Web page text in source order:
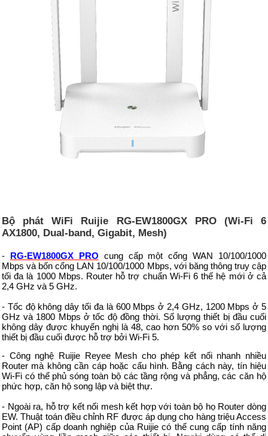
Bộ phát WiFi Ruijie RG-EW1800GX PRO (Wi-Fi 6
AX1800, Dual-band, Gigabit, Mesh)
- RG-EW1800GX PRO cung cấp một cổng WAN 10/100/1000
Mbps và bốn cổng LAN 10/100/1000 Mbps, với băng thông truy cập
tối đa là 1000 Mbps. Router hỗ trợ chuẩn Wi-Fi 6 thế hệ mới ở cả
2,4 GHz và 5 GHz.
- Tốc độ không dây tối đa là 600 Mbps ở 2,4 GHz, 1200 Mbps ở 5
GHz và 1800 Mbps ở tốc độ đồng thời. Số lượng thiết bị đầu cuối
không dây được khuyến nghị là 48, cao hơn 50% so với số lượng
thiết bị đầu cuối được hỗ trợ bởi Wi-Fi 5.
- Công nghệ Ruijie Reyee Mesh cho phép kết nối nhanh nhiều
Router mà không cần cáp hoặc cấu hình. Bằng cách này, tín hiệu
Wi-Fi có thể phủ sóng toàn bộ các tầng rộng và phẳng, các căn hộ
phức hợp, căn hộ song lập và biệt thự.
- Ngoài ra, hỗ trợ kết nối mesh kết hợp với toàn bộ họ Router dòng
EW. Thuật toán điều chỉnh RF được áp dụng cho hàng triệu Access
Point (AP) cấp doanh nghiệp của Ruijie có thể cung cấp tính năng